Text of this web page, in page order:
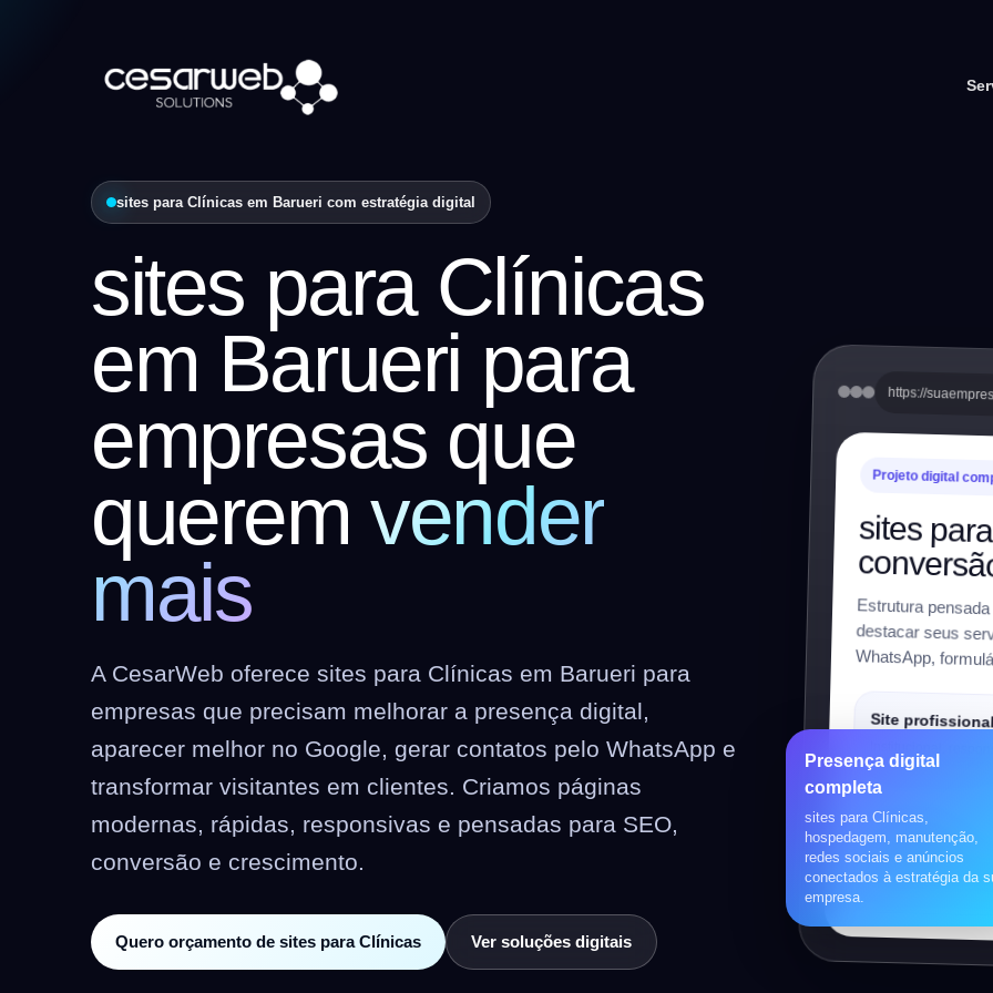
sites para Clínicas em Barueri com estratégia digital
sites para Clínicas
em Barueri para
empresas que
queremvender
mais
A CesarWeb oferece sites para Clínicas em Barueri para
empresas que precisam melhorar a presença digital,
aparecer melhor no Google, gerar contatos pelo WhatsApp e
transformar visitantes em clientes. Criamos páginas
modernas, rápidas, responsivas e pensadas para SEO,
conversão e crescimento.
Quero orçamento de sites para Clínicas Ver soluções digitais
https://
Projeto digital
sites
Estrutura
destacar seus
WhatsApp,
Site profissional
Institucional,
preparado para SEO.
Loja virtual
WooCommerce,
pagamentos, frete e
Presença digital
completa
sites para Clínicas,
hospedagem, manutenção,
redes sociais e anúncios
conectados à estratégia da
empresa.